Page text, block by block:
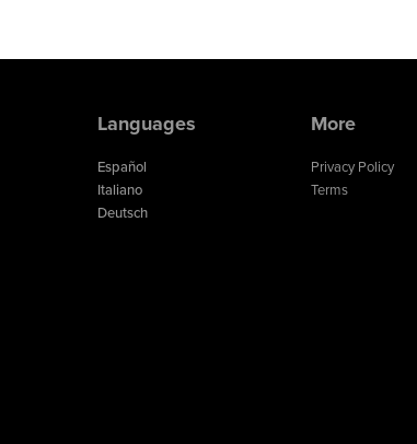
Languages
Español
Italiano
Deutsch
More
Privacy Policy
Terms